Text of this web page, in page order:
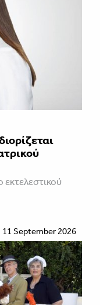
11 September 2026